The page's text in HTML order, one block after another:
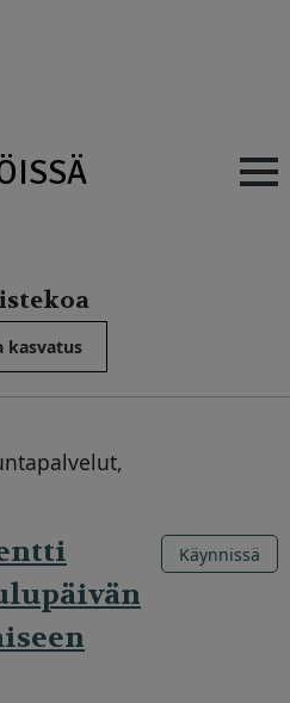
Main
kasvatus
Käynnissä